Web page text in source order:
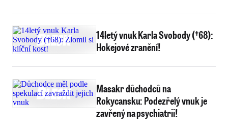
14letý vnuk Karla Svobody (†68):
Hokejové zranění!
Masakr důchodců na
Rokycansku: Podezřelý vnuk je
zavřený na psychiatrii!